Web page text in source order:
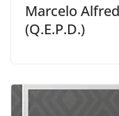
Marcelo
(Q.E.P.D.)